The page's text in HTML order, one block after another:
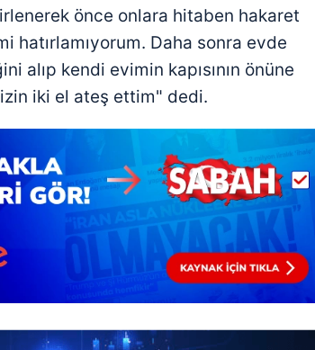
önce onlara hitaben hakaret
hatırlamıyorum. Daha sonra evde
alıp kendi evimin kapısının önüne
iki el ateş ettim" dedi.